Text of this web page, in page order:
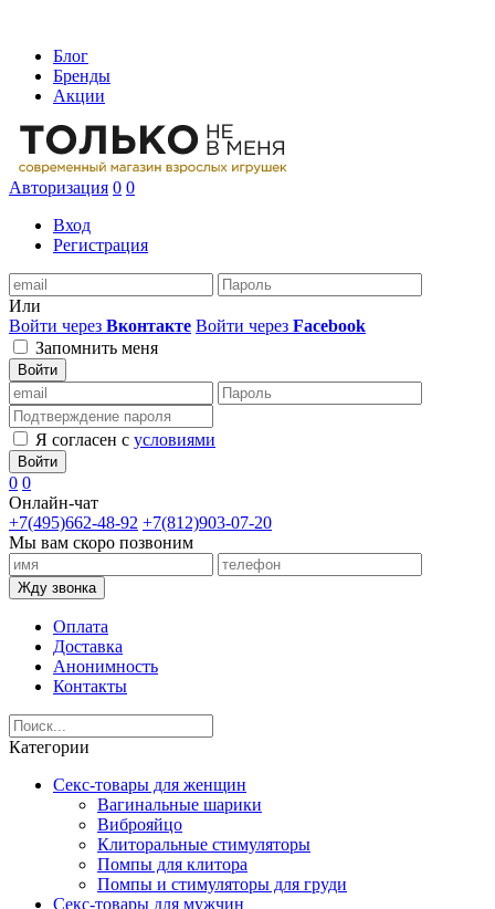
Блог
Бренды
Акции
Авторизация 0 0
Вход
Регистрация
Или
Войти через Вконтакте Войти через Facebook
Запомнить меня
Войти
Я согласен с условиями
Войти
0 0
Онлайн-чат
+7(495)662-48-92 +7(812)903-07-20
Мы вам скоро позвоним
Жду звонка
Оплата
Доставка
Анонимность
Контакты
Категории
Секс-товары для женщин
Вагинальные шарики
Виброяйцо
Клиторальные стимуляторы
Помпы для клитора
Помпы и стимуляторы для груди
Секс-товары для мужчин